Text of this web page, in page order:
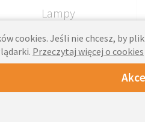
Lampy
cookies. Jeśli nie chcesz, by
Przeczytaj więcej o cookies